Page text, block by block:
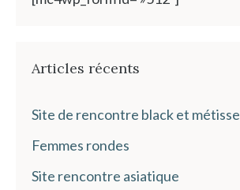
Articles récents
Site de rencontre black et métisse
Femmes rondes
Site rencontre asiatique